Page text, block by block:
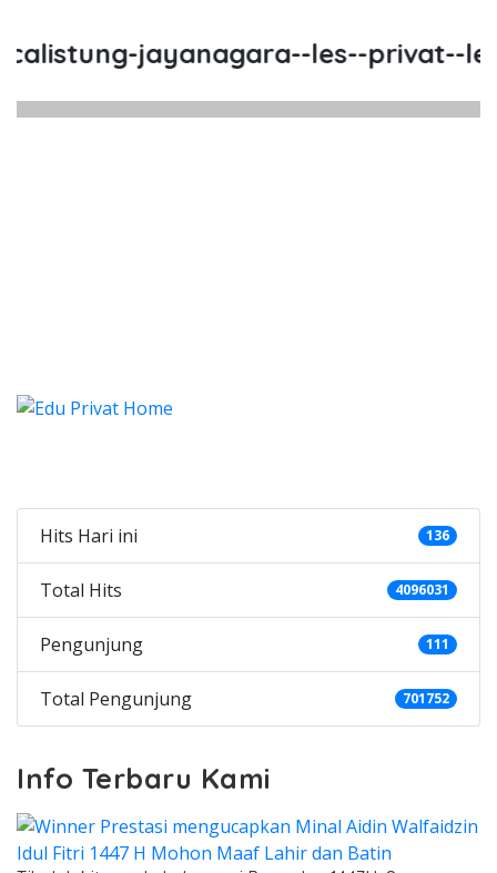
jayanagara--les--privat--les-
Hits Hari ini 136
Total Hits 4096031
Pengunjung 111
Total Pengunjung 701752
Info Terbaru Kami